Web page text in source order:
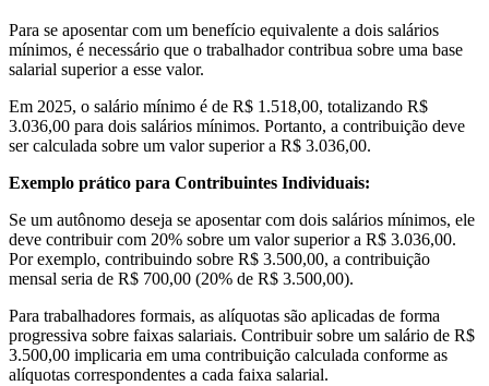
Para se aposentar com um benefício equivalente a dois salários
mínimos, é necessário que o trabalhador contribua sobre uma base
salarial superior a esse valor.
Em 2025, o salário mínimo é de R$ 1.518,00, totalizando R$
3.036,00 para dois salários mínimos. Portanto, a contribuição deve
ser calculada sobre um valor superior a R$ 3.036,00.
Exemplo prático para Contribuintes Individuais:
Se um autônomo deseja se aposentar com dois salários mínimos, ele
deve contribuir com 20% sobre um valor superior a R$ 3.036,00.
Por exemplo, contribuindo sobre R$ 3.500,00, a contribuição
mensal seria de R$ 700,00 (20% de R$ 3.500,00).
Para trabalhadores formais, as alíquotas são aplicadas de forma
progressiva sobre faixas salariais. Contribuir sobre um salário de R$
3.500,00 implicaria em uma contribuição calculada conforme as
alíquotas correspondentes a cada faixa salarial.